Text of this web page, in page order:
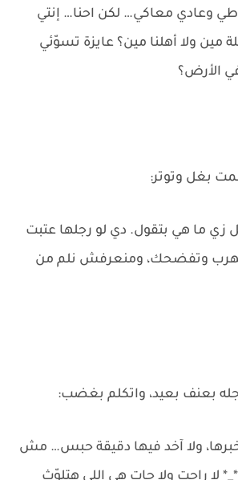
وعادي معاكي… لكن احنا… إنتي
مين ولا أهلنا مين؟ عايزة تسوّئي
الأرض؟
بغل وتوتر:
زي ما هي بتقول. دي لو رجلها عتبت
وتفضحك، ومنعرفش نلم من
بعنف بعيد، واتكلم بغضب:
ولا آخد فيها دقيقة حبس… مش
لا راحت ولا جات هي اللي هتلوّث